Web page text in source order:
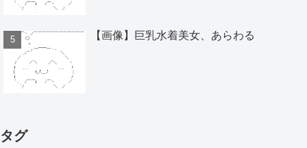
【画像】巨乳水着美女、あらわる
タグ